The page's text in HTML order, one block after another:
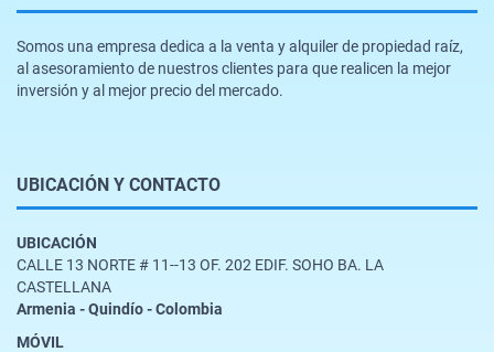
Somos una empresa dedica a la venta y alquiler de propiedad raíz,
al asesoramiento de nuestros clientes para que realicen la mejor
inversión y al mejor precio del mercado.
UBICACIÓN Y CONTACTO
UBICACIÓN
CALLE 13 NORTE # 11--13 OF. 202 EDIF. SOHO BA. LA
CASTELLANA
Armenia - Quindío - Colombia
MÓVIL